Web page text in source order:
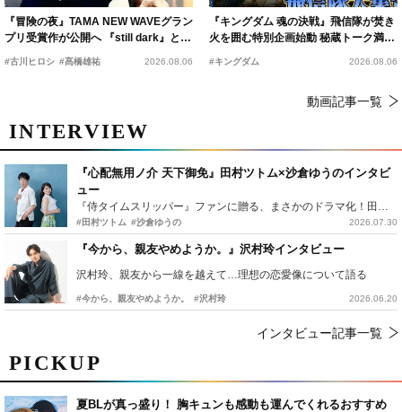
PICKUP
夏BLが真っ盛り！ 胸キュンも感動も運んでくれるおすすめ
『冒険の夜』TAMA NEW WAVEグラン
プリ受賞作が公開へ 『still dark』と同
時上映決定
#古川ヒロシ #髙橋雄祐 2026.08.06
『キングダム 魂の決戦』飛信隊が焚き
火を囲む特別企画始動 秘蔵トーク満載
の“キングダムキャンプ”開催
#キングダム 2026.08.06
動画記事一覧
INTERVIEW
『心配無用ノ介 天下御免』田村ツトム×沙倉ゆうのインタビ
ュー
『侍タイムスリッパー』ファンに贈る、まさかのドラマ化！田村ツトム×沙倉ゆうのが語る『心配無用ノ介』撮影秘話
#田村ツトム #沙倉ゆうの 2026.07.30
『今から、親友やめようか。』沢村玲インタビュー
沢村玲、親友から一線を越えて…理想の恋愛像について語る
#今から、親友やめようか。 #沢村玲 2026.06.20
インタビュー記事一覧